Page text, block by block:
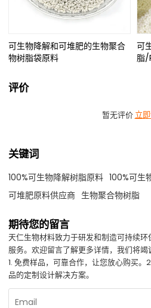
可生物降解和可堆肥的生物聚合
物树脂袋原料
可
脂/
评价
暂无评价 立
关键词
100%可生物降解树脂原料 100%可生
可堆肥原料供应商 生物聚合物树脂
期待您的留言
天仁生物材料致力于研发和制造可持续
服务。欢迎留言了解更多详情，我们将竭
1. 免费样品，可靠合作，让您放心购买
品的定制设计解决方案。